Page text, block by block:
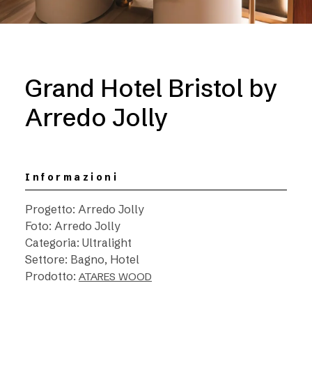
Grand Hotel Bristol by
Arredo Jolly
Informazioni
Progetto: Arredo Jolly
Foto: Arredo Jolly
Categoria: Ultralight
Settore: Bagno, Hotel
Prodotto: ATARES WOOD